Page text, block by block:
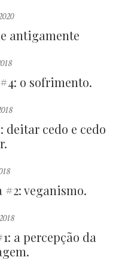
antigamente
o sofrimento.
deitar cedo e cedo
veganismo.
a percepção da